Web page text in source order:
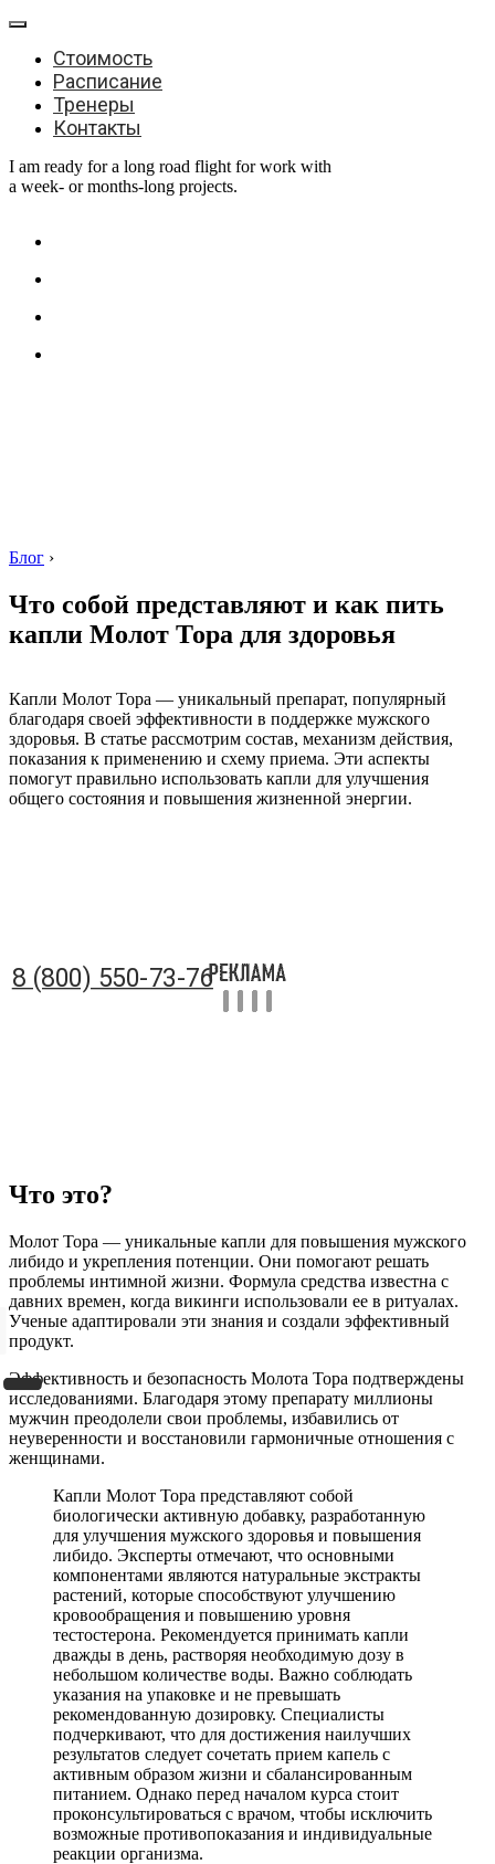
Стоимость
Расписание
Тренеры
Контакты
I am ready for a long road flight for work with
a week- or months-long projects.
8 (800) 550-73-76
Блог ›
Что собой представляют и как пить
капли Молот Тора для здоровья
Капли Молот Тора — уникальный препарат, популярный
благодаря своей эффективности в поддержке мужского
здоровья. В статье рассмотрим состав, механизм действия,
показания к применению и схему приема. Эти аспекты
помогут правильно использовать капли для улучшения
общего состояния и повышения жизненной энергии.
Что это?
Молот Тора — уникальные капли для повышения мужского
либидо и укрепления потенции. Они помогают решать
проблемы интимной жизни. Формула средства известна с
давних времен, когда викинги использовали ее в ритуалах.
Ученые адаптировали эти знания и создали эффективный
продукт.
Эффективность и безопасность Молота Тора подтверждены
исследованиями. Благодаря этому препарату миллионы
мужчин преодолели свои проблемы, избавились от
неуверенности и восстановили гармоничные отношения с
женщинами.
Капли Молот Тора представляют собой
биологически активную добавку, разработанную
для улучшения мужского здоровья и повышения
либидо. Эксперты отмечают, что основными
компонентами являются натуральные экстракты
растений, которые способствуют улучшению
кровообращения и повышению уровня
тестостерона. Рекомендуется принимать капли
дважды в день, растворяя необходимую дозу в
небольшом количестве воды. Важно соблюдать
указания на упаковке и не превышать
рекомендованную дозировку. Специалисты
подчеркивают, что для достижения наилучших
результатов следует сочетать прием капель с
активным образом жизни и сбалансированным
питанием. Однако перед началом курса стоит
проконсультироваться с врачом, чтобы исключить
возможные противопоказания и индивидуальные
реакции организма.